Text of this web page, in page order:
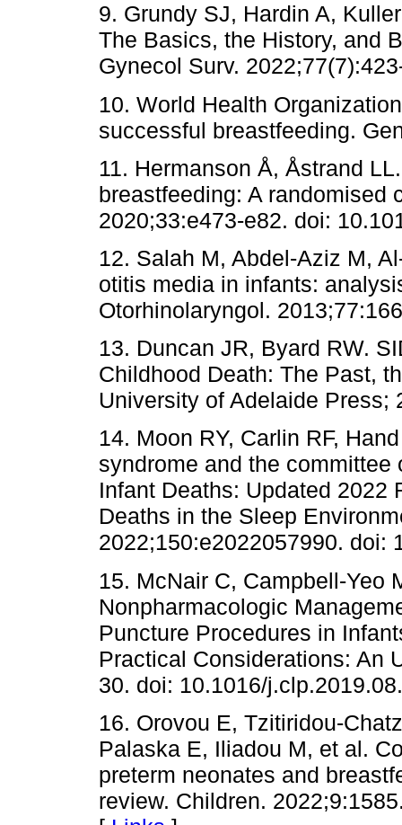
9. Grundy SJ, Hardin A,
The Basics, the History, and
Gynecol Surv.
10. World Health
successful breastfeeding.
11. Hermanson Å, Åstrand
breastfeeding: A randomised
2020;33:e473-e82. doi:
12. Salah M, Abdel-Aziz M,
otitis media in infants:
Otorhinolaryngol.
13. Duncan JR, Byard RW.
Childhood Death: The Past,
University of Adelaide Press;
14. Moon RY, Carlin RF,
syndrome and the
Infant Deaths: Updated 2022
Deaths in the Sleep
2022;150:e2022057990. doi:
15. McNair C, Campbell-Yeo
Nonpharmacologic
Puncture Procedures in
Practical Considerations: An
30. doi: 10.1016/
16. Orovou E, Tzitiridou-
Palaska E, Iliadou M, et al.
preterm neonates and
review. Children.